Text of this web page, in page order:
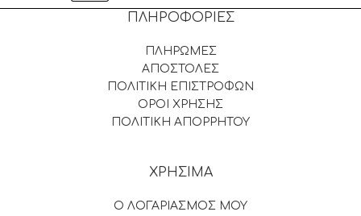
ΠΛΗΡΟΦΟΡΙΕΣ
ΠΛΗΡΩΜΕΣ
ΑΠΟΣΤΟΛΕΣ
ΠΟΛΙΤΙΚΗ ΕΠΙΣΤΡΟΦΩΝ
ΟΡΟΙ ΧΡΗΣΗΣ
ΠΟΛΙΤΙΚΗ ΑΠΟΡΡΗΤΟΥ
ΧΡΗΣΙΜΑ
Ο ΛΟΓΑΡΙΑΣΜΟΣ ΜΟΥ